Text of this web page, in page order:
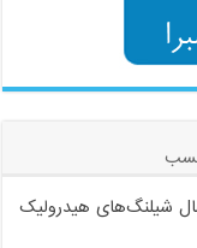
شیلنگ‌های هیدرولیک